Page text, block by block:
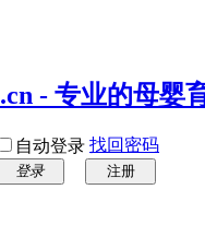
自动登录 找回密码
登录 注册